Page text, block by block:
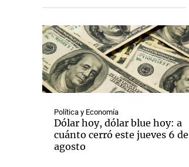
Política y Economía
Dólar hoy, dólar blue hoy: a
cuánto cerró este jueves 6 de
agosto